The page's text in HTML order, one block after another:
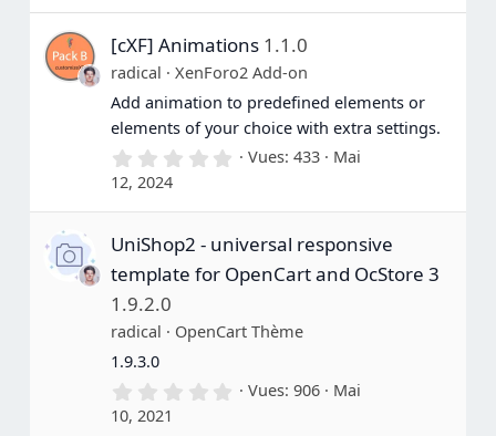
[cXF] Animations 1.1.0
radical
XenForo2 Add-on
Add animation to predefined elements or
elements of your choice with extra settings.
0
0
t
o
i
(
Vues 433
Mai
12, 2024
UniShop2 - universal responsive
template for OpenCart and OcStore 3
1.9.2.0
radical
OpenCart Thème
1.9.3.0
0 Vues 906
Mai
10, 2021